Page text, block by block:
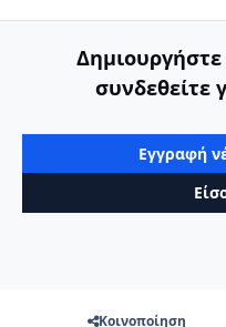
συνδεθείτε
Εγγραφή
Κοινοποίηση